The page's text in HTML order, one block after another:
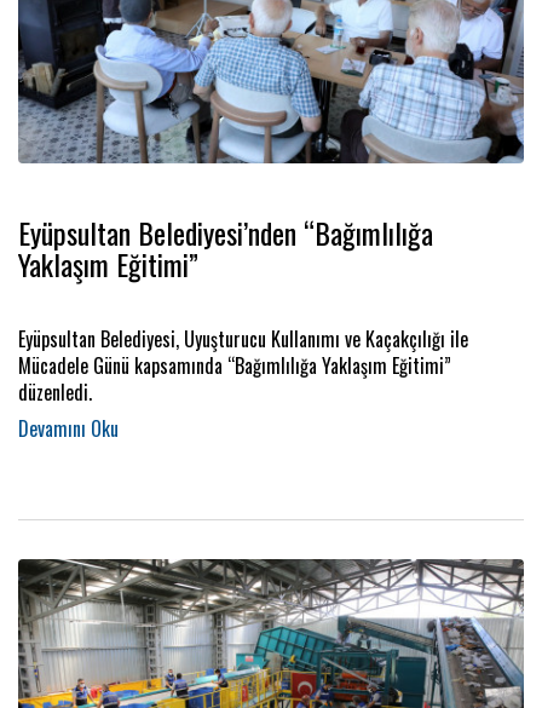
Eyüpsultan Belediyesi’nden “Bağımlılığa
Yaklaşım Eğitimi”
Eyüpsultan Belediyesi, Uyuşturucu Kullanımı ve Kaçakçılığı ile
Mücadele Günü kapsamında “Bağımlılığa Yaklaşım Eğitimi”
düzenledi.